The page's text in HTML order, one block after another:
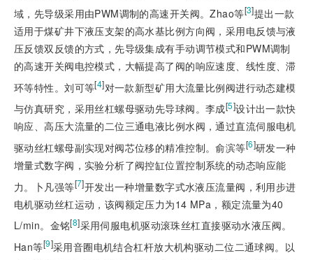
域，先导级采用由PWM调制的高速开关阀。Zhao等[3]提出一款
适用于煤矿井下液压支架的高水基比例方向阀，采用电反馈与液
压反馈双反馈的方式，先导级集成有手动调节模式和PWM调制
的高速开关阀电控模式，大幅提高了阀的响应速度、线性度、滞
环等特性。刘可等[4]对一款新型矿用大流量比例阀进行动态建模
与仿真研究，采用丝杠螺母驱动先导球阀。李成[5]设计出一款快
响应、高压大流量的二位三通电液比例水阀，通过直流伺服电机
驱动丝杠螺母副实现对阀芯位移的精准控制。俞滨等[6]研发一种
增量式数字阀，实验分析了阀控缸位置控制系统的动态响应能
力。卜凡强等[7]开发出一种增量数字式水液压流量阀，利用步进
电机驱动丝杠运动，该阀额定压力为14 MPa，额定流量为40
L/min。金铭[8]采用伺服电机驱动滚珠丝杠直接驱动水液压阀。
Han等[9]采用音圈电机结合杠杆放大机构驱动二位二通球阀。以